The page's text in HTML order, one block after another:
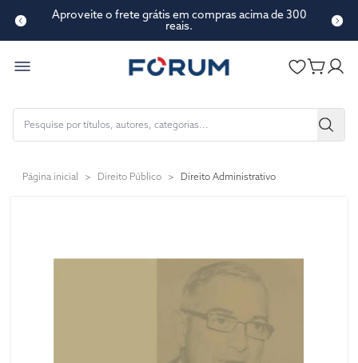
Aproveite o frete grátis em compras acima de 300
reais.
Página inicial > Direito Público > Direito Administrativo